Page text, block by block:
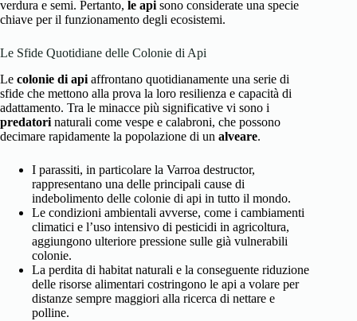
verdura e semi. Pertanto, le api sono considerate una specie
chiave per il funzionamento degli ecosistemi.
Le Sfide Quotidiane delle Colonie di Api
Le colonie di api affrontano quotidianamente una serie di
sfide che mettono alla prova la loro resilienza e capacità di
adattamento. Tra le minacce più significative vi sono i
predatori naturali come vespe e calabroni, che possono
decimare rapidamente la popolazione di un alveare.
I parassiti, in particolare la Varroa destructor,
rappresentano una delle principali cause di
indebolimento delle colonie di api in tutto il mondo.
Le condizioni ambientali avverse, come i cambiamenti
climatici e l’uso intensivo di pesticidi in agricoltura,
aggiungono ulteriore pressione sulle già vulnerabili
colonie.
La perdita di habitat naturali e la conseguente riduzione
delle risorse alimentari costringono le api a volare per
distanze sempre maggiori alla ricerca di nettare e
polline.